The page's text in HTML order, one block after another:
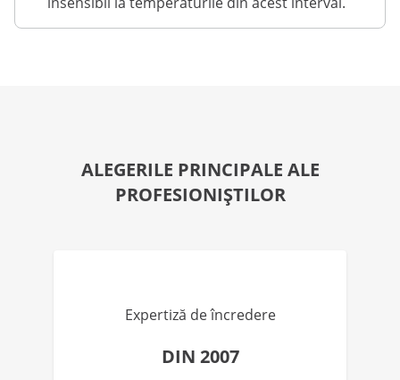
ALEGERILE PRINCIPALE ALE
PROFESIONIȘTILOR
Expertiză de încredere
DIN 2007